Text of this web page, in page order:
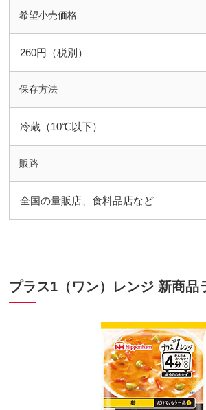
希望小売価格
260円（税別）
保存方法
冷蔵（10℃以下）
販路
全国の量販店、食料品店など
プラス1（ワン）レンジ 新商品